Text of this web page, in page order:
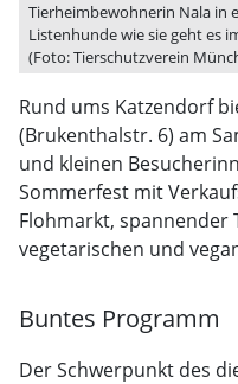
Tierheimbewohnerin Nala in
Listenhunde wie sie geht es
(Foto: Tierschutzverein
Rund ums Katzendorf
(Brukenthalstr. 6) am
und kleinen
Sommerfest mit
Flohmarkt, spannender
vegetarischen und
Buntes Programm
Der Schwerpunkt des